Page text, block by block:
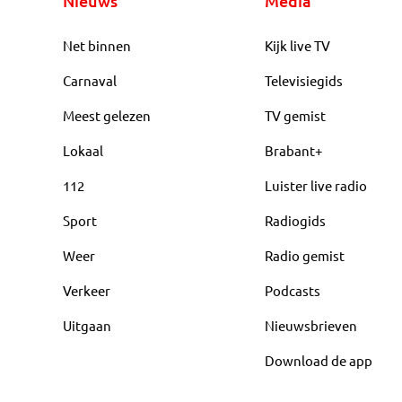
Net binnen
Carnaval
Meest gelezen
Lokaal
112
Sport
Weer
Verkeer
Uitgaan
Kijk live TV
Televisiegids
TV gemist
Brabant+
Luister live radio
Radiogids
Radio gemist
Podcasts
Nieuwsbrieven
Download de app